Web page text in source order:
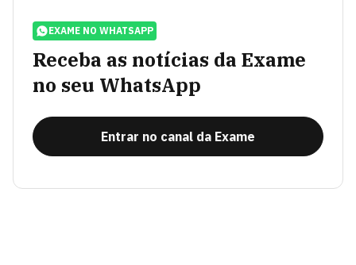
EXAME NO WHATSAPP
Receba as notícias da Exame
no seu WhatsApp
Entrar no canal da Exame